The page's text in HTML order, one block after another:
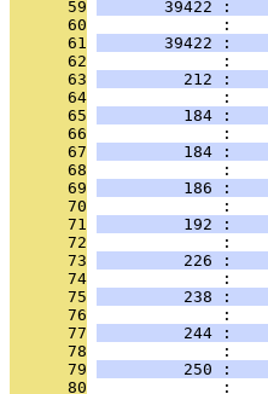
      59
39422 :
      60
:
      61
39422 :
      62
:
      63
212 :
      64
:
      65
184 :
      66
:
      67
184 :
      68
:
      69
186 :
      70
:
      71
192 :
      72
:
      73
226 :
      74
:
      75
238 :
      76
:
      77
244 :
      78
:
      79
250 :
      80
: